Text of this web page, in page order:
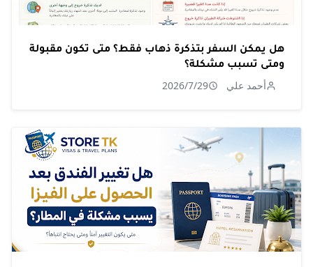
هل يمكن السفر بتذكرة ذهاب فقط؟ متى تكون مقبولة
ومتى تسبب مشكلة؟
أحمد علي 2026/7/29